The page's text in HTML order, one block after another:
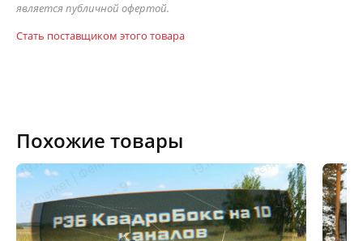
является публичной офертой.
Стать поставщиком этого товара
Похожие товары